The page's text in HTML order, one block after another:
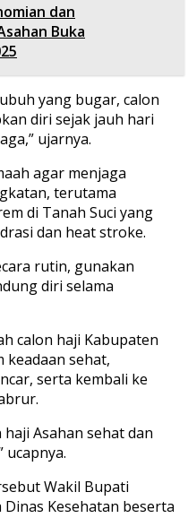
dan
Buka
yang bugar, calon
diri sejak jauh hari
ujarnya.
agar menjaga
terutama
di Tanah Suci yang
dan heat stroke.
rutin, gunakan
diri selama
calon haji Kabupaten
keadaan sehat,
serta kembali ke
Asahan sehat dan
ucapnya.
Wakil Bupati
Dinas Kesehatan beserta